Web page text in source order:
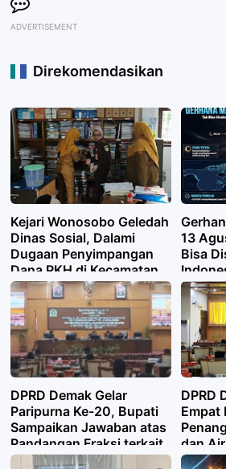
ADVERTISEMENT
Direkomendasikan
Kejari Wonosobo Geledah
Dinas Sosial, Dalami
Dugaan Penyimpangan
Dana PKH di Kecamatan
Kalikajar
13
Bisa
yang
DPRD Demak Gelar
Paripurna Ke-20, Bupati
Sampaikan Jawaban atas
Pandangan Fraksi terkait
Pertanggungjawaban
DPRD
Empat
dan